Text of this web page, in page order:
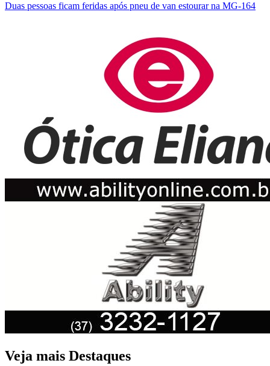
Duas pessoas ficam feridas após pneu de van estourar na MG-164
Veja mais Destaques